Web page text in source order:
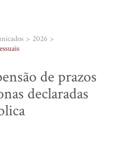
2026
de prazos
declaradas